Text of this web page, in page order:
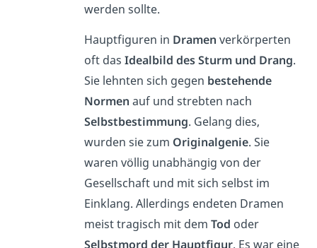
werden sollte.
Hauptfiguren in Dramen verkörperten
oft dasIdealbild des Sturm und Drang.
Sie lehnten sich gegen bestehende
Normen auf und strebten nach
Selbstbestimmung. Gelang dies,
wurden sie zum Originalgenie. Sie
waren völlig unabhängig von der
Gesellschaft und mit sich selbst im
Einklang. Allerdings endeten Dramen
meist tragisch mit demTod oder
Selbstmord der Hauptfigur. Es war eine